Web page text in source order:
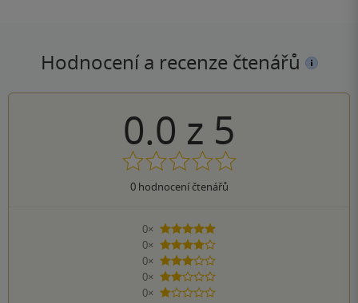
Hodnocení a recenze čtenářů
0.0 z 5
0hodnocení čtenářů
0×
5 hvězdiček
0×
4 hvězdičky
0×
3 hvězdičky
0×
2 hvězdičky
0×
1 hvezdička